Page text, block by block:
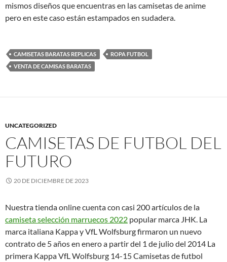
mismos diseños que encuentras en las camisetas de anime
pero en este caso están estampados en sudadera.
CAMISETAS BARATAS REPLICAS
ROPA FUTBOL
VENTA DE CAMISAS BARATAS
UNCATEGORIZED
CAMISETAS DE FUTBOL DEL
FUTURO
20 DE DICIEMBRE DE 2023
Nuestra tienda online cuenta con casi 200 artículos de la
camiseta selección marruecos 2022 popular marca JHK. La
marca italiana Kappa y VfL Wolfsburg firmaron un nuevo
contrato de 5 años en enero a partir del 1 de julio del 2014 La
primera Kappa VfL Wolfsburg 14-15 Camisetas de futbol